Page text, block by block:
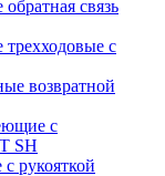
связь
с
возвратной
с
SH
рукояткой